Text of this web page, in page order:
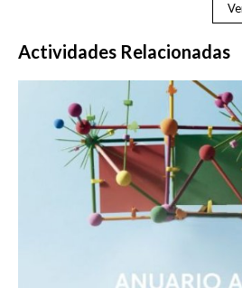
Actividades Relacionadas